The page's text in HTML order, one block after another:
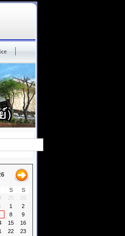
เสฎโฐ มนุสเสสุ ในมวลหมู่มนุษย์ ผู้ฝึกตนดีแล้
S
S
25
26
1
2
8
9
15
16
22
23